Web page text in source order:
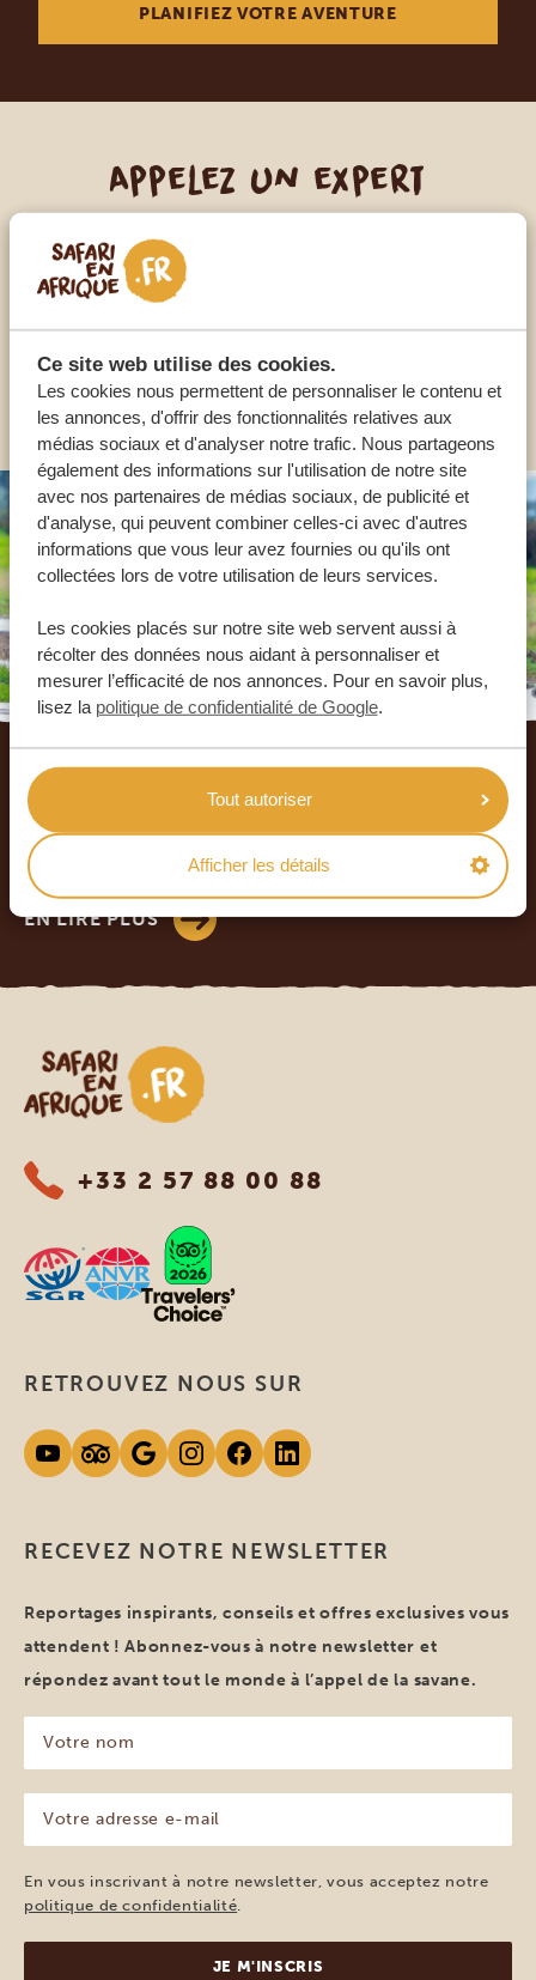
Ce site web utilise des cookies.
Les cookies nous permettent de personnaliser le contenu et
les annonces, d'offrir des fonctionnalités relatives aux
médias sociaux et d'analyser notre trafic. Nous partageons
également des informations sur l'utilisation de notre site
avec nos partenaires de médias sociaux, de publicité et
d'analyse, qui peuvent combiner celles-ci avec d'autres
informations que vous leur avez fournies ou qu'ils ont
collectées lors de votre utilisation de leurs services.
Les cookies placés sur notre site web servent aussi à
récolter des données nous aidant à personnaliser et
mesurer l’efficacité de nos annonces. Pour en savoir plus,
lisez la politique de confidentialité de Google.
Tout autoriser
Afficher les détails
PLANIFIEZ VOTRE AVENTURE
Appelez un expert
NOS SPÉCIALISTES SONT LÀ POUR VOUS
FR:+33 2 57 88 00 88
AUTRES PAYS
NOS CLIENTS NOUS RECOMMANDENT
Basé sur933+ avis
EN LIRE PLUS
Safari en Afrique
+33 2 57 88 00 88
RECEVEZ NOTRE NEWSLETTER
Reportages inspirants, conseils et offres exclusives vous
attendent ! Abonnez-vous à notre newsletter et
répondez avant tout le monde à l’appel de la savane.
nom
(Nécessaire)
adresse
e-
mail
(Nécessaire)
En vous inscrivant à notre newsletter, vous acceptez notre
politique de confidentialité.
RETROUVEZ NOUS SUR